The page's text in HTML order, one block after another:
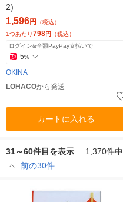
2)
1,596円 （税込）
1つあたり798円 （税込）
ログイン&全額PayPay支払いで
5%
OKINA
LOHACOから発送
カートに入れる
31～60件目を表示
1,370件中
前の30件